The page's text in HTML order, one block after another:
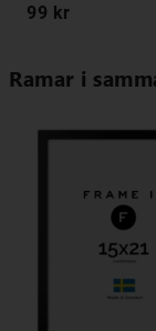
99 kr
Ramar i